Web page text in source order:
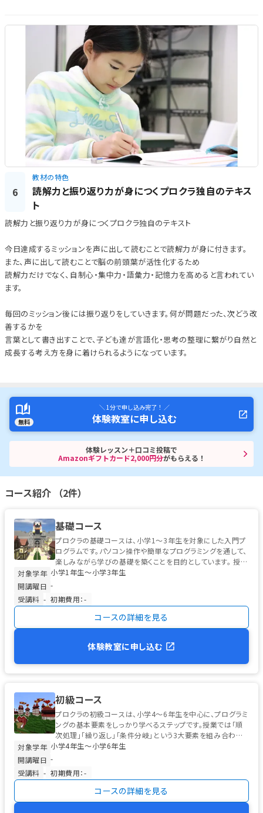
6
教材の特色
読解力と振り返り力が身につくプロクラ独自のテキス
ト
読解力と振り返り力が身につくプロクラ独自のテキスト
今日達成するミッションを声に出して読むことで読解力が身に付きます。
また、声に出して読むことで脳の前頭葉が活性化するため
読解力だけでなく、自制心・集中力・語彙力・記憶力を高めると言われてい
ます。
毎回のミッション後には振り返りをしていきます。何が問題だった、次どう改
善するかを
言葉として書き出すことで、子ども達が言語化・思考の整理に繋がり自然と
成長する考え方を身に着けられるようになっています。
無料
＼ 1分で申し込み完了！ ／
体験教室に申し込む
体験レッスン＋口コミ投稿で
Amazonギフトカード2,000円分がもらえる！
コース紹介 （2件）
基礎コース
プロクラの基礎コースは、小学1〜3年生を対象にした入門プ
ログラムです。パソコン操作や簡単なプログラミングを通して、
楽しみながら学びの基礎を築くことを目的としています。 授業
では、左クリック・右...
対象学年 小学1年生〜小学3年生
開講曜日 -
受講料 - 初期費用：-
コースの詳細を見る
体験教室に申し込む
初級コース
プロクラの初級コースは、小学4〜6年生を中心に、プログラミ
ングの基本要素をしっかり学べるステップです。授業では「順
次処理」「繰り返し」「条件分岐」という3大要素を組み合わせ、
テーマに沿った作品制...
対象学年 小学4年生〜小学6年生
開講曜日 -
受講料 - 初期費用：-
コースの詳細を見る